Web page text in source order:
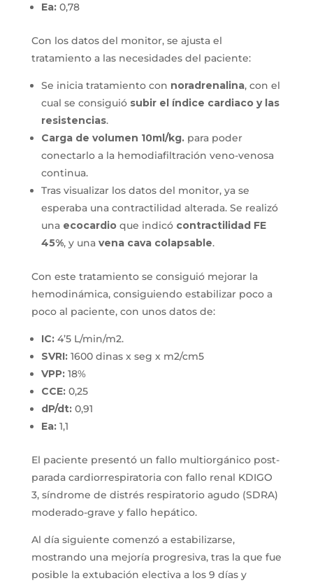
Ea:0,78
Con los datos del monitor, se ajusta el
tratamiento a las necesidades del paciente:
Se inicia tratamiento con noradrenalina, con el
cual se consiguió subir el índice cardiaco y las
resistencias.
Carga de volumen 10ml/kg. para poder
conectarlo a la hemodiafiltración veno-venosa
continua.
Tras visualizar los datos del monitor, ya se
esperaba una contractilidad alterada. Se realizó
una ecocardioque indicó contractilidad FE
45%, y una vena cava colapsable.
Con este tratamiento se consiguió mejorar la
hemodinámica, consiguiendo estabilizar poco a
poco al paciente, con unos datos de:
IC:4’5 L/min/m2.
SVRI:1600 dinas x seg x m2/cm5
VPP:18%
CCE:0,25
dP/dt: 0,91
Ea:1,1
El paciente presentó un fallo multiorgánico post-
parada cardiorrespiratoria con fallo renal KDIGO
3, síndrome de distrés respiratorio agudo (SDRA)
moderado-grave y fallo hepático.
Al día siguiente comenzó a estabilizarse,
mostrando una mejoría progresiva, tras la que fue
posible la extubación electiva a los 9 días y